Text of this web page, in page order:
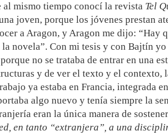
mismo tiempo conocí la revista Tel
joven, porque los jóvenes prestan
a Aragon, y Aragon me dijo: “Hay
novela”. Con mi tesis y con Bajtín
no se trataba de entrar en una
y de ver el texto y el contexto,
ya estaba en Francia, integrada
algo nuevo y tenía siempre la
eran la única manera de
en tanto “extranjera”, a una